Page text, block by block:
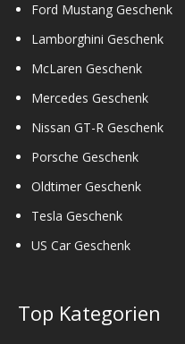
Ford Mustang Geschenk
Lamborghini Geschenk
McLaren Geschenk
Mercedes Geschenk
Nissan GT-R Geschenk
Porsche Geschenk
Oldtimer Geschenk
Tesla Geschenk
US Car Geschenk
Top Kategorien